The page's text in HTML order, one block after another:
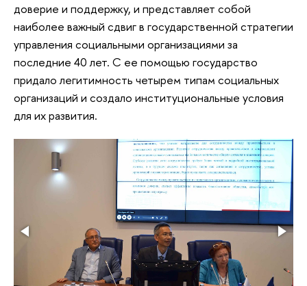
доверие и поддержку, и представляет собой
наиболее важный сдвиг в государственной стратегии
управления социальными организациями за
последние 40 лет. С ее помощью государство
придало легитимность четырем типам социальных
организаций и создало институциональные условия
для их развития.